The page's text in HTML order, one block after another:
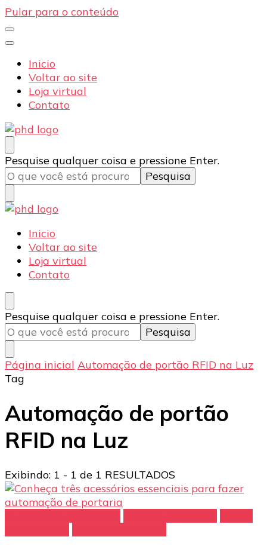
Pular para o conteúdo
Inicio
Voltar ao site
Loja virtual
Contato
PHD Seg
Blog
Procurando
algo?
Pesquise qualquer coisa e pressione Enter.
PHD Seg
Blog
Inicio
Voltar ao site
Loja virtual
Contato
Procurando
algo?
Pesquise qualquer coisa e pressione Enter.
Página inicial Automação de portão RFID na Luz
Tag
Automação de portão
RFID na Luz
Exibindo: 1 - 1 de 1 RESULTADOS